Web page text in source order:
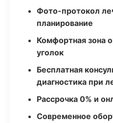
Фото-протокол
планирование
Комфортная зона
уголок
Бесплатная
диагностика при
Рассрочка 0% и
Современное